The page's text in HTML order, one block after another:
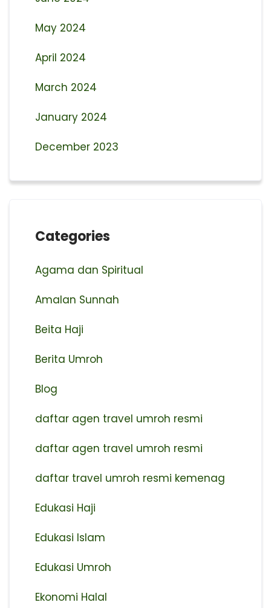
May 2024
April 2024
March 2024
January 2024
December 2023
Categories
Agama dan Spiritual
Amalan Sunnah
Beita Haji
Berita Umroh
Blog
daftar agen travel umroh resmi
⁠daftar agen travel umroh resmi
daftar travel umroh resmi kemenag
Edukasi Haji
Edukasi Islam
Edukasi Umroh
Ekonomi Halal